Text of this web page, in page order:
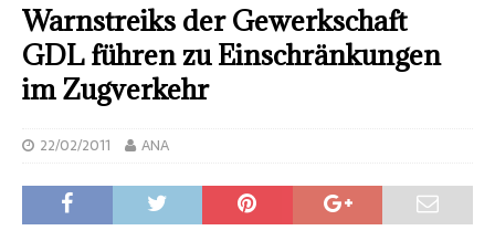
Warnstreiks der Gewerkschaft
GDL führen zu Einschränkungen
im Zugverkehr
22/02/2011 ANA